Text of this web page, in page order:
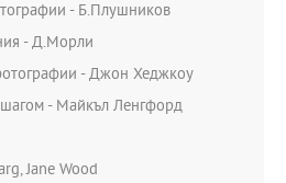
- Б.Плушников
- Д.Морли
- Джон Хеджкоу
- Майкъл Ленгфорд
Jane Wood